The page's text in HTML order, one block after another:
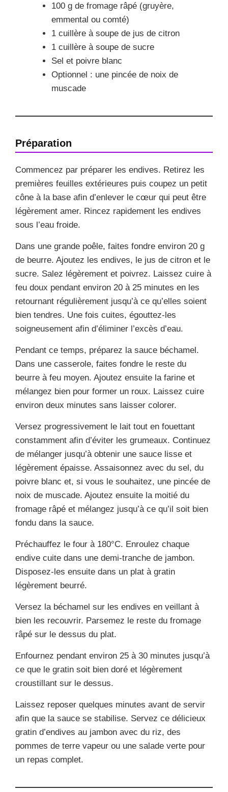
100 g de fromage râpé (gruyère,
emmental ou comté)
1 cuillère à soupe de jus de citron
1 cuillère à soupe de sucre
Sel et poivre blanc
Optionnel : une pincée de noix de
muscade
Préparation
Commencez par préparer les endives. Retirez les
premières feuilles extérieures puis coupez un petit
cône à la base afin d’enlever le cœur qui peut être
légèrement amer. Rincez rapidement les endives
sous l’eau froide.
Dans une grande poêle, faites fondre environ 20 g
de beurre. Ajoutez les endives, le jus de citron et le
sucre. Salez légèrement et poivrez. Laissez cuire à
feu doux pendant environ 20 à 25 minutes en les
retournant régulièrement jusqu’à ce qu’elles soient
bien tendres. Une fois cuites, égouttez-les
soigneusement afin d’éliminer l’excès d’eau.
Pendant ce temps, préparez la sauce béchamel.
Dans une casserole, faites fondre le reste du
beurre à feu moyen. Ajoutez ensuite la farine et
mélangez bien pour former un roux. Laissez cuire
environ deux minutes sans laisser colorer.
Versez progressivement le lait tout en fouettant
constamment afin d’éviter les grumeaux. Continuez
de mélanger jusqu’à obtenir une sauce lisse et
légèrement épaisse. Assaisonnez avec du sel, du
poivre blanc et, si vous le souhaitez, une pincée de
noix de muscade. Ajoutez ensuite la moitié du
fromage râpé et mélangez jusqu’à ce qu’il soit bien
fondu dans la sauce.
Préchauffez le four à 180°C. Enroulez chaque
endive cuite dans une demi-tranche de jambon.
Disposez-les ensuite dans un plat à gratin
légèrement beurré.
Versez la béchamel sur les endives en veillant à
bien les recouvrir. Parsemez le reste du fromage
râpé sur le dessus du plat.
Enfournez pendant environ 25 à 30 minutes jusqu’à
ce que le gratin soit bien doré et légèrement
croustillant sur le dessus.
Laissez reposer quelques minutes avant de servir
afin que la sauce se stabilise. Servez ce délicieux
gratin d’endives au jambon avec du riz, des
pommes de terre vapeur ou une salade verte pour
un repas complet.